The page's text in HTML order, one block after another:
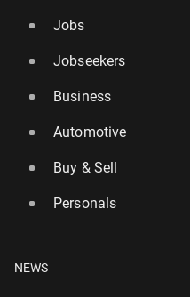
Jobs
Jobseekers
Business
Automotive
Buy & Sell
Personals
NEWS